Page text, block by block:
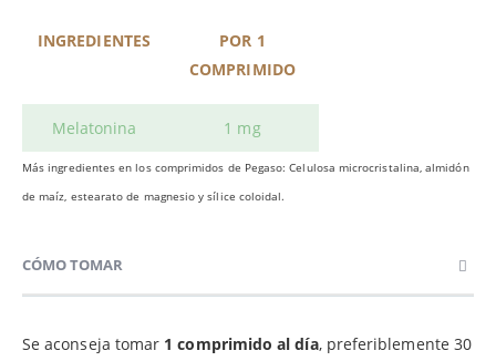
INGREDIENTES
POR 1
COMPRIMIDO
Melatonina 1 mg
Más ingredientes en los comprimidos de Pegaso: Celulosa microcristalina, almidón
de maíz, estearato de magnesio y sílice coloidal.
CÓMO TOMAR
Se aconseja tomar 1 comprimido al día, preferiblemente 30